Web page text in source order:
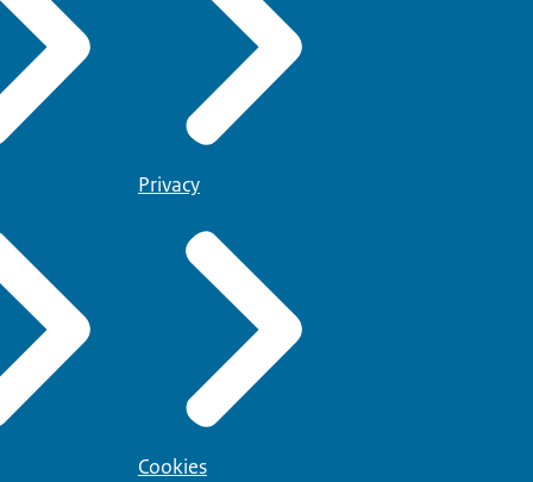
Privacy
Cookies